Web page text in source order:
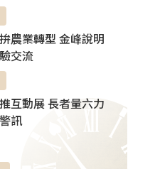
農業轉型 金峰說明
交流
互動展 長者量六力
訊